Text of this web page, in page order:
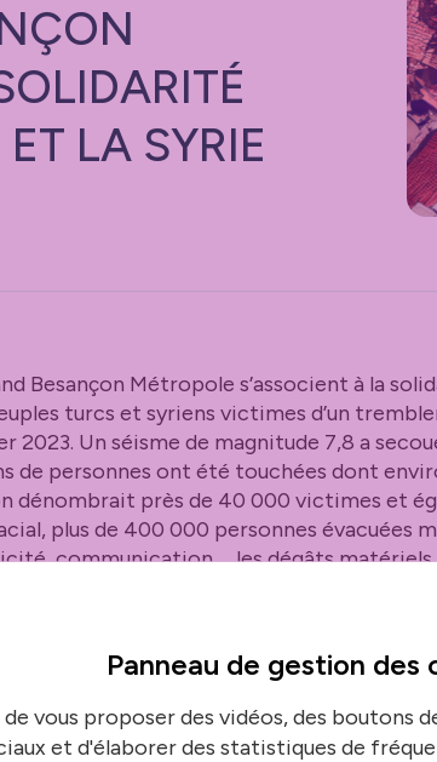
LA SYRIE
Besançon Métropole s’associent à la
turcs et syriens victimes d’un
2023. Un séisme de magnitude 7,8 a
de personnes ont été touchées dont
dénombrait près de 40 000 victimes et
plus de 400 000 personnes évacuées
communication,… les dégâts matériels
de la Ville de Besançon et conseil de
prochainement pour une
à l’association Pompiers d’urgence
soutien matériel à l’association
Panneau de gestion des
vous proposer des vidéos, des boutons
et d'élaborer des statistiques de